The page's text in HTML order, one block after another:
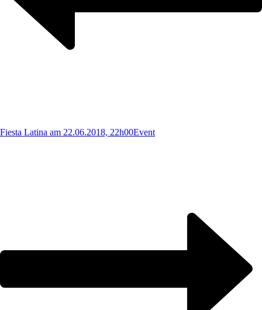
Fiesta Latina am 22.06.2018, 22h00Event